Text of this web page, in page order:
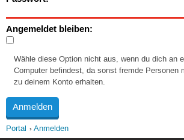
Angemeldet bleiben:
Wähle diese Option nicht aus, wenn du dich an
Computer befindest, da sonst fremde Personen
zu deinem Konto erhalten.
Portal Anmelden